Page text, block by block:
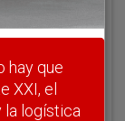
hay que
XXI, el
la logística